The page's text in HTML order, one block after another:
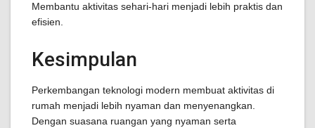
Membantu aktivitas sehari-hari menjadi lebih praktis dan
efisien.
Kesimpulan
Perkembangan teknologi modern membuat aktivitas di
rumah menjadi lebih nyaman dan menyenangkan.
Dengan suasana ruangan yang nyaman serta